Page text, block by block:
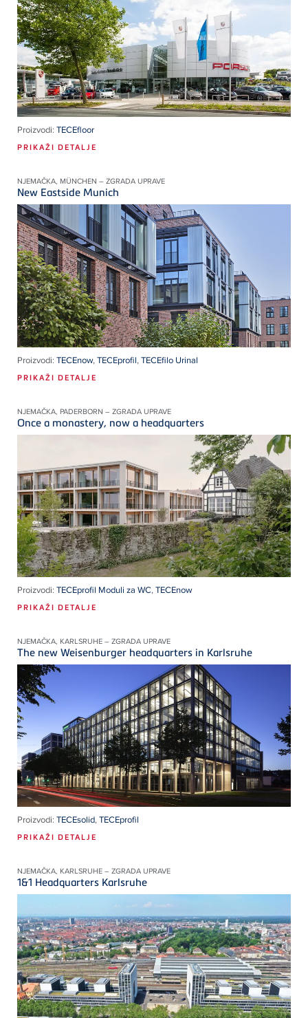
Proizvodi: TECEfloor
PRIKAŽI DETALJE
NJEMAČKA, MÜNCHEN – ZGRADA UPRAVE
New Eastside Munich
Proizvodi: TECEnow,TECEprofil,TECEfilo Urinal
PRIKAŽI DETALJE
NJEMAČKA, PADERBORN – ZGRADA UPRAVE
Once a monastery, now a headquarters
Proizvodi: TECEprofil Moduli za WC,TECEnow
PRIKAŽI DETALJE
NJEMAČKA, KARLSRUHE – ZGRADA UPRAVE
The new Weisenburger headquarters in Karlsruhe
Proizvodi: TECEsolid,TECEprofil
PRIKAŽI DETALJE
NJEMAČKA, KARLSRUHE – ZGRADA UPRAVE
1&1 Headquarters Karlsruhe